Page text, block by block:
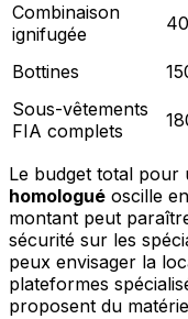
Combinaison
ignifugée
Bottines
Sous-vêtements
FIA complets
Le budget total pour
homologué oscille
montant peut
sécurité sur les
peux envisager la
plateformes
proposent du